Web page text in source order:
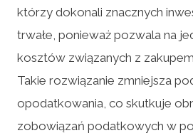
którzy dokonali znacznych
trwałe, ponieważ pozwala na
kosztów związanych z
Takie rozwiązanie zmniejsza
opodatkowania, co skutkuje
zobowiązań podatkowych w